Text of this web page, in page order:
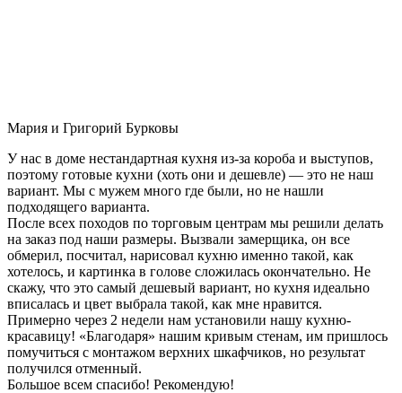
Мария и Григорий Бурковы
У нас в доме нестандартная кухня из-за короба и выступов,
поэтому готовые кухни (хоть они и дешевле) — это не наш
вариант. Мы с мужем много где были, но не нашли
подходящего варианта.
После всех походов по торговым центрам мы решили делать
на заказ под наши размеры. Вызвали замерщика, он все
обмерил, посчитал, нарисовал кухню именно такой, как
хотелось, и картинка в голове сложилась окончательно. Не
скажу, что это самый дешевый вариант, но кухня идеально
вписалась и цвет выбрала такой, как мне нравится.
Примерно через 2 недели нам установили нашу кухню-
красавицу! «Благодаря» нашим кривым стенам, им пришлось
помучиться с монтажом верхних шкафчиков, но результат
получился отменный.
Большое всем спасибо! Рекомендую!